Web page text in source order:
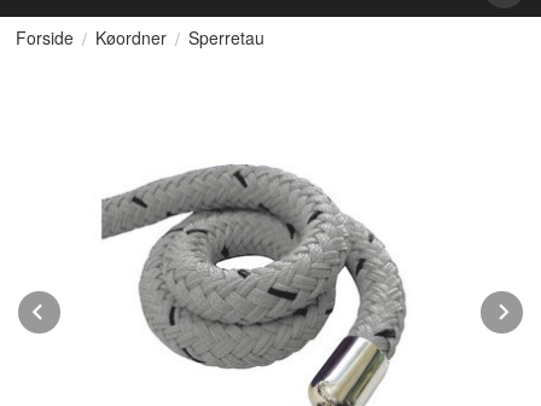
Forside Køordner Sperretau
Prev